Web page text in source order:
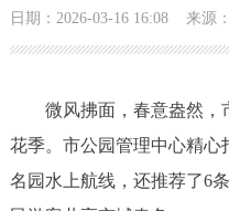
政务公开
市领导
日期：2026-03-16 16:08 来源
微风拂面，春意盎然，
花季。市公园管理中心精心
名园水上航线，还推荐了6